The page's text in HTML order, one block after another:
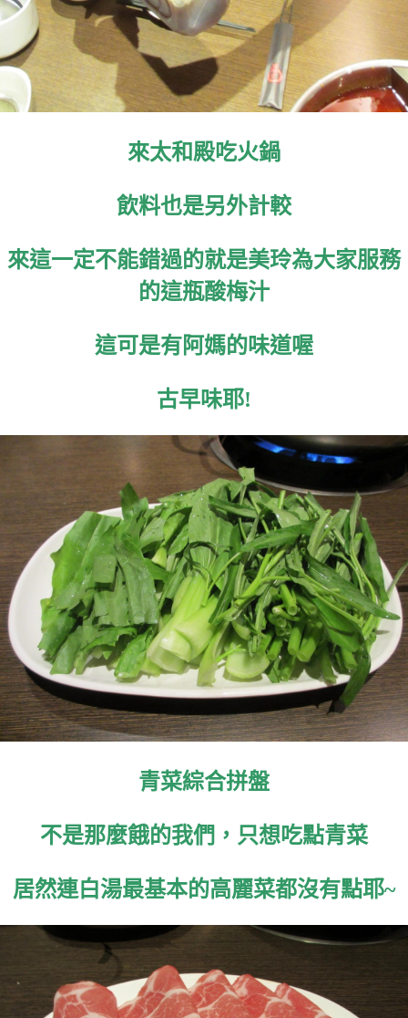
來太和殿吃火鍋
飲料也是另外計較
來這一定不能錯過的就是美玲為大家服務
的這瓶酸梅汁
這可是有阿媽的味道喔
古早味耶!
青菜綜合拼盤
不是那麼餓的我們，只想吃點青菜
居然連白湯最基本的高麗菜都沒有點耶~